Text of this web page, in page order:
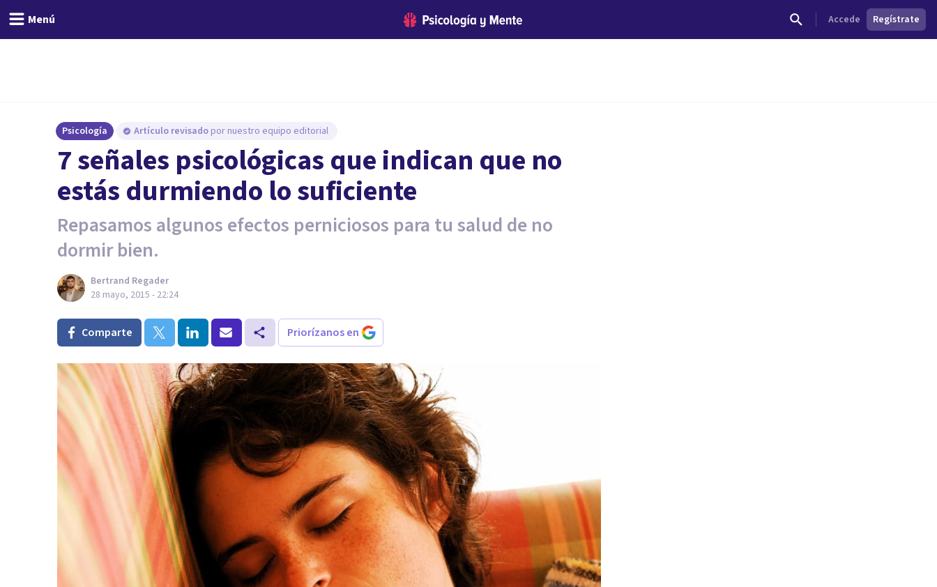
Menú Accede Regístrate
Psicología Artículo revisado por nuestro equipo editorial
7 señales psicológicas que indican que no
estás durmiendo lo suficiente
Repasamos algunos efectos perniciosos para tu salud de no
dormir bien.
Bertrand Regader
28 mayo, 2015 - 22:24
Comparte Priorízanos en